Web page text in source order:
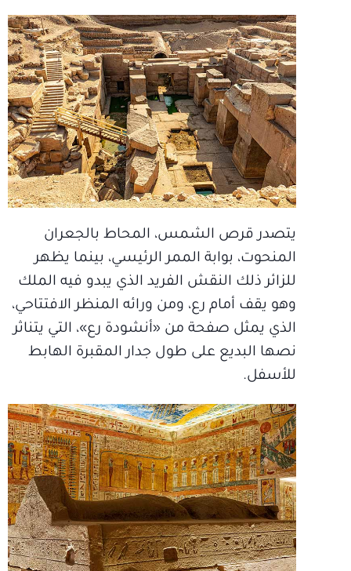
يتصدر قرص الشمس، المحاط بالجعران
المنحوت، بوابة الممر الرئيسي، بينما يظهر
للزائر ذلك النقش الفريد الذي يبدو فيه الملك
وهو يقف أمام رع، ومن ورائه المنظر الافتتاحي،
الذي يمثل صفحة من «أنشودة رع»، التي يتناثر
نصها البديع على طول جدار المقبرة الهابط
للأسفل.